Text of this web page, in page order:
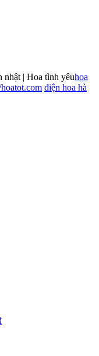
nhật | Hoa tình yêuhoa
điện hoa hà